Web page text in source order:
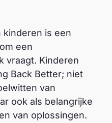
kinderen is een
een
vraagt. Kinderen
Back Better; niet
van
ook als belangrijke
van oplossingen.